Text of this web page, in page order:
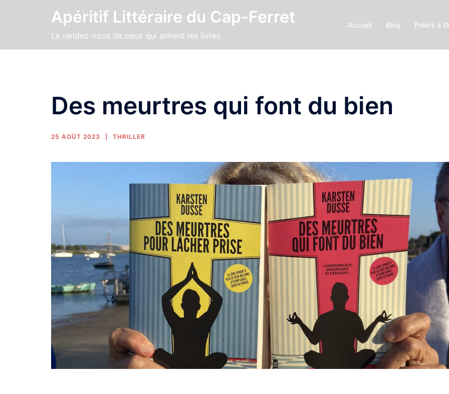
Apéritif Littéraire du Cap-Ferret
Le rendez-vous de ceux qui aiment les livres
Accueil Blog Polars à
Des meurtres qui font du bien
25 AOÛT 2023 THRILLER